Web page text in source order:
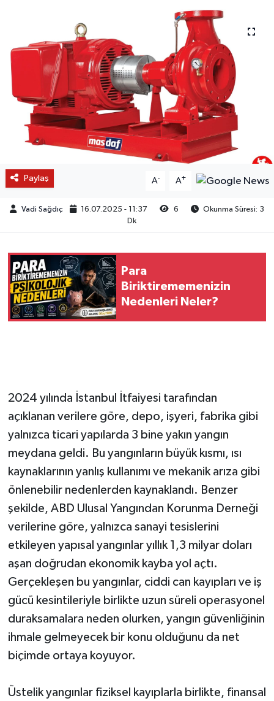
Paylaş A- A+
Vadi Sağdıç 16.07.2025 - 11:37 6
Okunma Süresi: 3
Dk
Para
Biriktirememenizin
Nedenleri Neler?
2024 yılında İstanbul İtfaiyesi tarafından
açıklanan verilere göre, depo, işyeri, fabrika gibi
yalnızca ticari yapılarda 3 bine yakın yangın
meydana geldi. Bu yangınların büyük kısmı, ısı
kaynaklarının yanlış kullanımı ve mekanik arıza gibi
önlenebilir nedenlerden kaynaklandı. Benzer
şekilde, ABD Ulusal Yangından Korunma Derneği
verilerine göre, yalnızca sanayi tesislerini
etkileyen yapısal yangınlar yıllık 1,3 milyar doları
aşan doğrudan ekonomik kayba yol açtı.
Gerçekleşen bu yangınlar, ciddi can kayıpları ve iş
gücü kesintileriyle birlikte uzun süreli operasyonel
duraksamalara neden olurken, yangın güvenliğinin
ihmale gelmeyecek bir konu olduğunu da net
biçimde ortaya koyuyor.
Üstelik yangınlar fiziksel kayıplarla birlikte, finansal